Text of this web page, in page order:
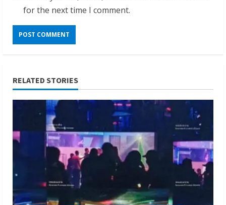
for the next time I comment.
RELATED STORIES